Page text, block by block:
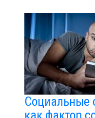
Социальные
как фактор